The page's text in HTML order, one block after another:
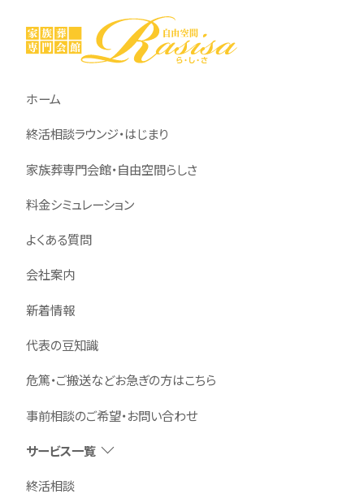
ホーム
終活相談ラウンジ・はじまり
家族葬専門会館・自由空間らしさ
料金シミュレーション
よくある質問
会社案内
新着情報
代表の豆知識
危篤・ご搬送などお急ぎの方はこちら
事前相談のご希望・お問い合わせ
サービス一覧
終活相談